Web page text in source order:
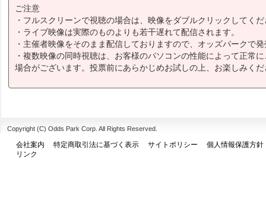
ご注意
・フルスクリーンで視聴の場合は、映像をダブルクリックしてく
・ライブ映像は実際のものよりも若干遅れて配信されます。
・主催者映像をそのまま配信しておりますので、オッズパークで
・複数映像の同時視聴は、お客様のパソコンの性能によって正常
場合がございます。投票前にあらかじめお試しの上、お楽しみく
Copyright (C) Odds Park Corp. All Rights Reserved.
会社案内 特定商取引法に基づく表示 サイトポリシー
個人情報保護方針
リンク